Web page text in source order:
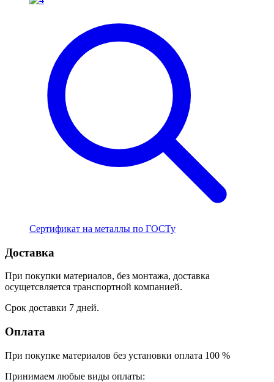
Сертификат на металлы по ГОСТу
Доставка
При покупки материалов, без монтажа, доставка
осущетсвляется транспортной компанией.
Срок доставки 7 дней.
Оплата
При покупке материалов без установки оплата 100 %
Принимаем любые виды оплаты: